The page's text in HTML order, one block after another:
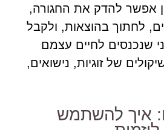
אפשר להדק את החגורה,
לחתוך בהוצאות, ולקבל
שנכנסים לחיים עצמם
של זוגיות, נישואים,
איך להשתמש